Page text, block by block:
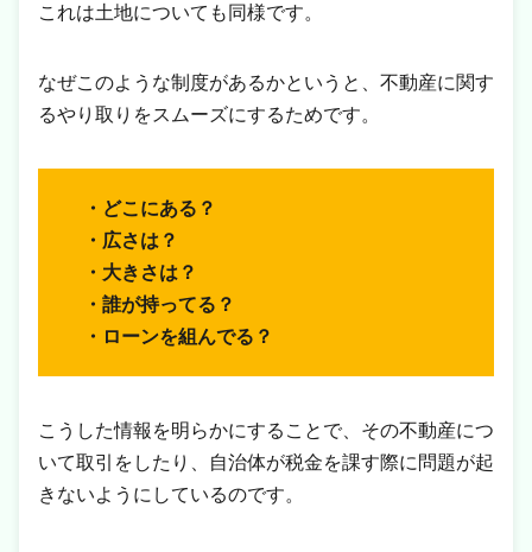
これは土地についても同様です。
なぜこのような制度があるかというと、不動産に関す
るやり取りをスムーズにするためです。
・どこにある？
・広さは？
・大きさは？
・誰が持ってる？
・ローンを組んでる？
こうした情報を明らかにすることで、その不動産につ
いて取引をしたり、自治体が税金を課す際に問題が起
きないようにしているのです。